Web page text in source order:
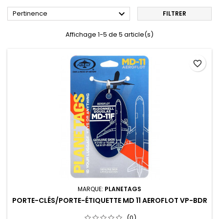
Pertinence  FILTRER
Affichage 1-5 de 5 article(s)
MARQUE: PLANETAGS
PORTE-CLÉS/PORTE-ÉTIQUETTE MD 11 AEROFLOT VP-BDR
favorite_border